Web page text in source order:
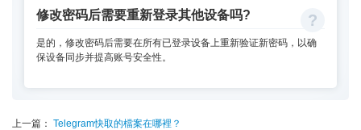
修改密码后需要重新登录其他设备吗?
是的，修改密码后需要在所有已登录设备上重新验证新密码，以确
保设备同步并提高账号安全性。
上一篇： Telegram快取的檔案在哪裡？